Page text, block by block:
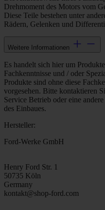
Drehmoment des Motors vom
Diese Teile bestehen unter
Rädern, Gelenken und
Weitere Informationen
Es handelt sich hier um
Fachkenntnisse und / oder
Produkte sind ohne diese
vorgesehen. Bitte kontaktieren
Service Betrieb oder eine
des Einbaues.
Hersteller:
Ford-Werke GmbH
Henry Ford Str. 1
50735 Köln
Germany
kontakt@shop-ford.com